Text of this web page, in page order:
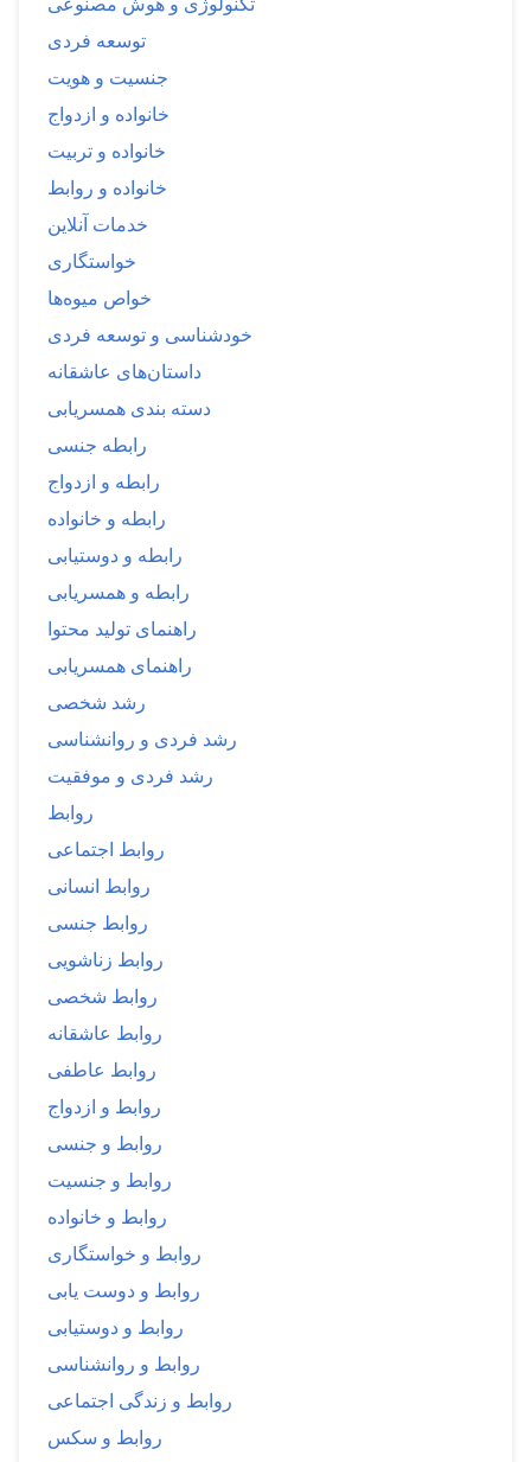
توسعه فردی
جنسیت و هویت
خانواده و ازدواج
خانواده و تربیت
خانواده و روابط
خدمات آنلاین
خواستگاری
خواص میوه‌ها
خودشناسی و توسعه فردی
داستان‌های عاشقانه
دسته بندی همسریابی
رابطه جنسی
رابطه و ازدواج
رابطه و خانواده
رابطه و دوستیابی
رابطه و همسریابی
راهنمای تولید محتوا
راهنمای همسریابی
رشد شخصی
رشد فردی و روانشناسی
رشد فردی و موفقیت
روابط
روابط اجتماعی
روابط انسانی
روابط جنسی
روابط زناشویی
روابط شخصی
روابط عاشقانه
روابط عاطفی
روابط و ازدواج
روابط و جنسی
روابط و جنسیت
روابط و خانواده
روابط و خواستگاری
روابط و دوست یابی
روابط و دوستیابی
روابط و روانشناسی
روابط و زندگی اجتماعی
روابط و سکس